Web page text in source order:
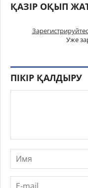
ҚАЗІР ОҚЫП
Уже
ПІКІР ҚАЛДЫРУ